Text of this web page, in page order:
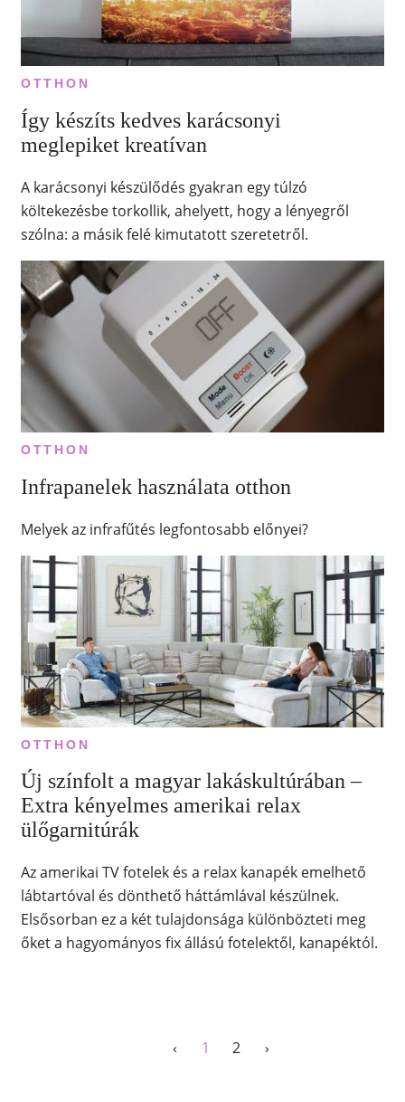
OTTHON
Így készíts kedves karácsonyi
meglepiket kreatívan
A karácsonyi készülődés gyakran egy túlzó
költekezésbe torkollik, ahelyett, hogy a lényegről
szólna: a másik felé kimutatott szeretetről.
OTTHON
Infrapanelek használata otthon
Melyek az infrafűtés legfontosabb előnyei?
OTTHON
Új színfolt a magyar lakáskultúrában –
Extra kényelmes amerikai relax
ülőgarnitúrák
Az amerikai TV fotelek és a relax kanapék emelhető
lábtartóval és dönthető háttámlával készülnek.
Elsősorban ez a két tulajdonsága különbözteti meg
őket a hagyományos fix állású fotelektől, kanapéktól.
‹ 1 2 ›